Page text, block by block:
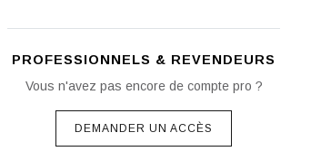
PROFESSIONNELS & REVENDEURS
Vous n'avez pas encore de compte pro ?
DEMANDER UN ACCÈS